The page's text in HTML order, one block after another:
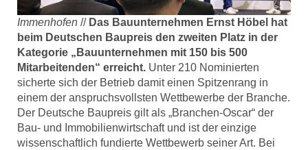
Immenhofen // Das Bauunternehmen Ernst Höbel hat
beim Deutschen Baupreis den zweiten Platz in der
Kategorie „Bauunternehmen mit 150 bis 500
Mitarbeitenden“ erreicht. Unter 210 Nominierten
sicherte sich der Betrieb damit einen Spitzenrang in
einem der anspruchsvollsten Wettbewerbe der Branche.
Der Deutsche Baupreis gilt als „Branchen‑Oscar“ der
Bau- und Immobilienwirtschaft und ist der einzige
wissenschaftlich fundierte Wettbewerb seiner Art. Bei